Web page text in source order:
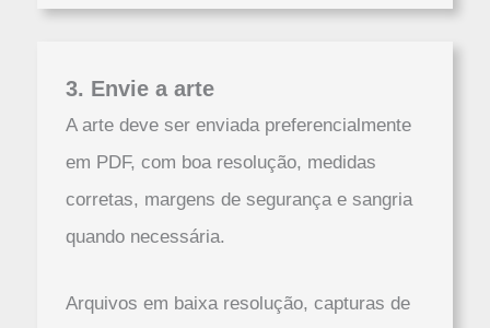
3. Envie a arte
A arte deve ser enviada preferencialmente
em PDF, com boa resolução, medidas
corretas, margens de segurança e sangria
quando necessária.
Arquivos em baixa resolução, capturas de